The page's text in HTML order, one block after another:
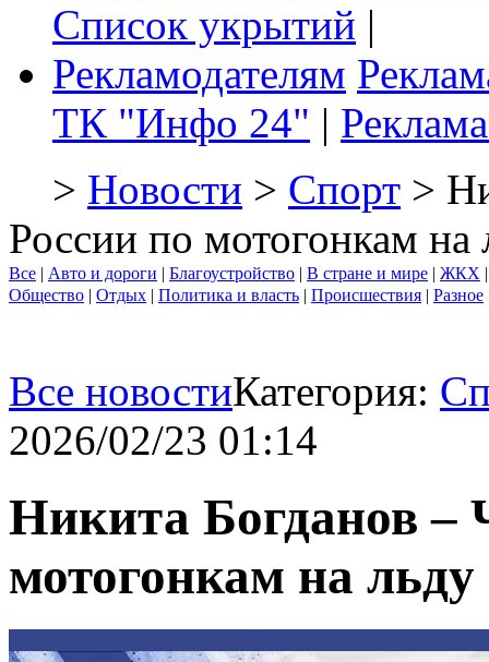
Список укрытий |
Рекламодателям
ТК "Инфо 24" |
> Новости > Спорт >
России по мотогонкам на
Все | Авто и дороги | Благоустройство | В стране и мире | ЖКХ
Общество | Отдых | Политика и власть | Происшествия | Разное
Все новостиКатегория:
2026/02/23 01:14
Никита Богданов –
мотогонкам на льду